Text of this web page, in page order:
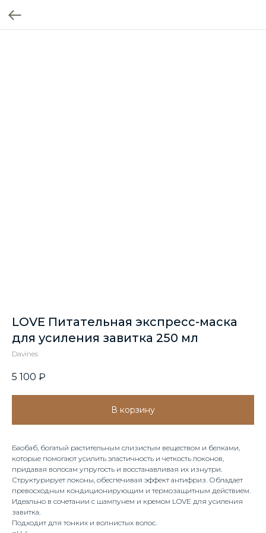
LOVE Питательная экспресс-маска
для усиления завитка 250 мл
Davines
5 100 ₽
В корзину
Баобаб, богатый растительным слизистым веществом и белками,
которые помогают усилить эластичность и четкость локонов,
придавая волосам упругость и восстанавливая их изнутри.
Структурирует локоны, обеспечивая эффект антифриз. Обладает
превосходным кондиционирующим и термозащитным действием.
Идеально в сочетании с шампунем и кремом LOVE для усиления
завитка.
Подходит для тонких и волнистых волос.